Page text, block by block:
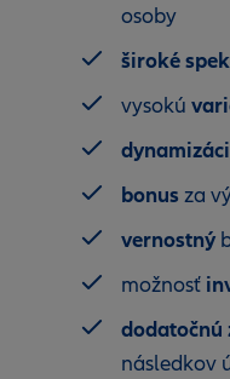
osoby
široké
vysokú
bonus za
vernostný
možnosť
dodatočnú
následkov